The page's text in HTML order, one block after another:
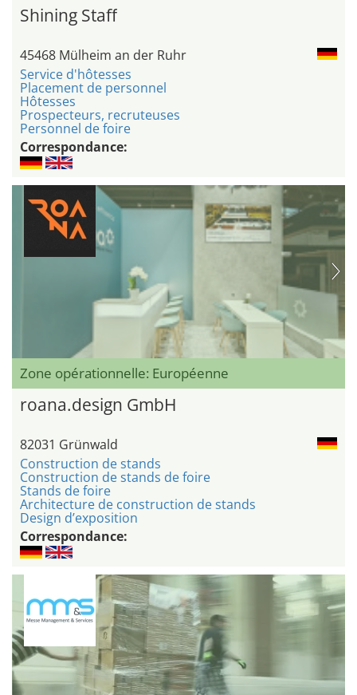
Shining Staff
45468 Mülheim an der Ruhr
Service d'hôtesses
Placement de personnel
Hôtesses
Prospecteurs, recruteuses
Personnel de foire
Correspondance:
Zone opérationnelle: Européenne
roana.design GmbH
82031 Grünwald
Construction de stands
Construction de stands de foire
Stands de foire
Architecture de construction de stands
Design d’exposition
Correspondance: